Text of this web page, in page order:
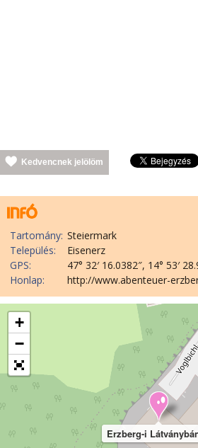
Kedvencnek jelölöm
Tartomány: Steiermark
Település:
Eisenerz
GPS:
47° 32′ 16.0382″, 14° 53′
Honlap:
http://www.abenteuer-
Erzberg-i
+
−